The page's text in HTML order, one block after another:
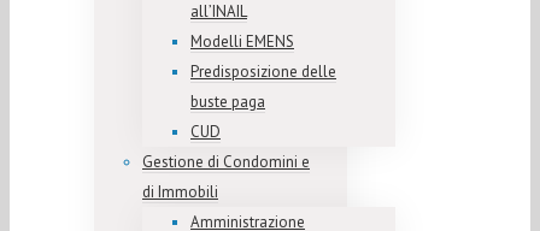
all’INAIL
Modelli EMENS
Predisposizione delle
buste paga
CUD
Gestione di Condomini e
di Immobili
Amministrazione